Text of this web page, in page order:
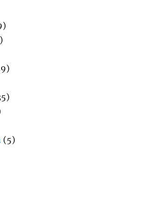
(5)